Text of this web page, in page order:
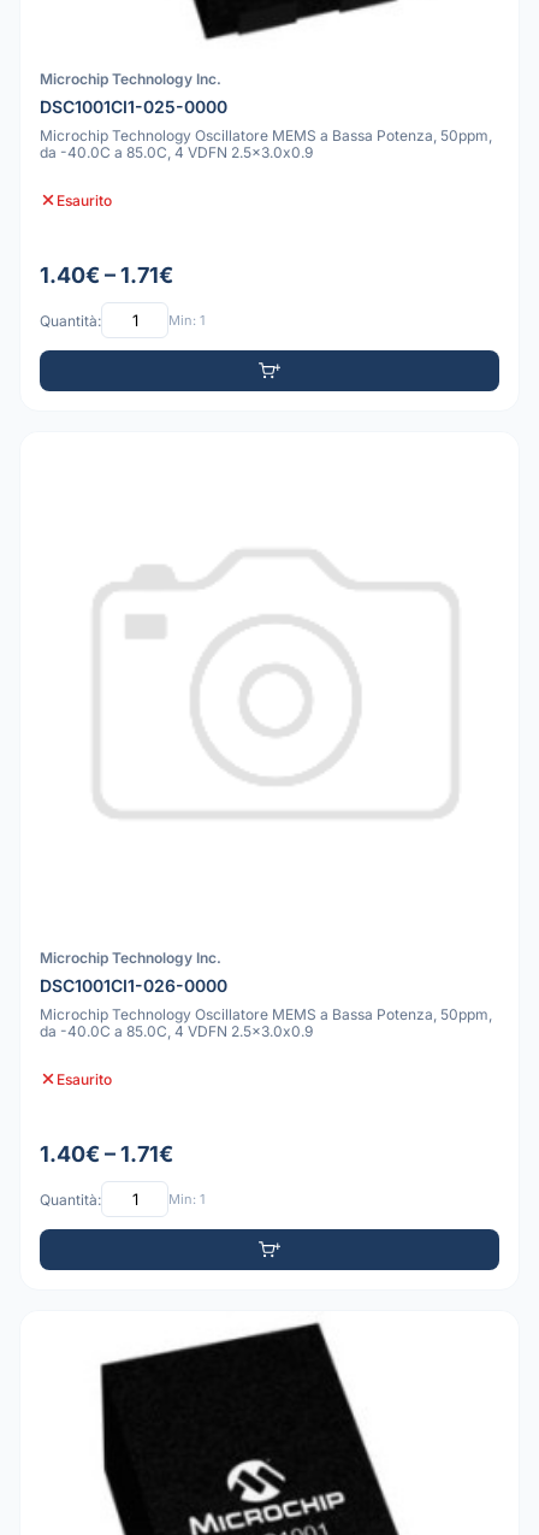
Microchip Technology Inc.
DSC1001CI1-025-0000
Microchip Technology Oscillatore MEMS a Bassa Potenza, 50ppm,
da -40.0C a 85.0C, 4 VDFN 2.5x3.0x0.9
Esaurito
1.40€ – 1.71€
Quantità: Min: 1
Microchip Technology Inc.
DSC1001CI1-026-0000
Microchip Technology Oscillatore MEMS a Bassa Potenza, 50ppm,
da -40.0C a 85.0C, 4 VDFN 2.5x3.0x0.9
Esaurito
1.40€ – 1.71€
Quantità: Min: 1